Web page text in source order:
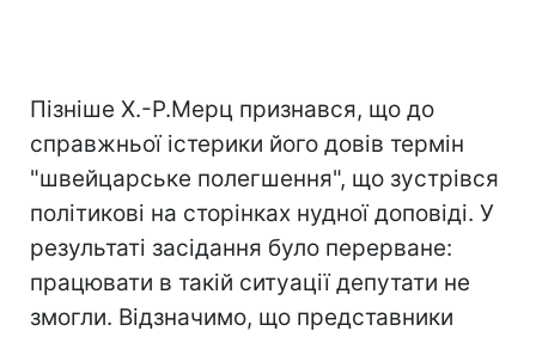
Пізніше Х.-Р.Мерц признався, що до
справжньої істерики його довів термін
"швейцарське полегшення", що зустрівся
політикові на сторінках нудної доповіді. У
результаті засідання було перерване:
працювати в такій ситуації депутати не
змогли. Відзначимо, що представники